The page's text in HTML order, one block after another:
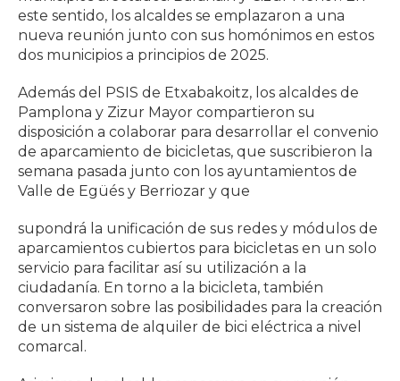
este sentido, los alcaldes se emplazaron a una
nueva reunión junto con sus homónimos en estos
dos municipios a principios de 2025.
Además del PSIS de Etxabakoitz, los alcaldes de
Pamplona y Zizur Mayor compartieron su
disposición a colaborar para desarrollar el convenio
de aparcamiento de bicicletas, que suscribieron la
semana pasada junto con los ayuntamientos de
Valle de Egüés y Berriozar y que
supondrá la unificación de sus redes y módulos de
aparcamientos cubiertos para bicicletas en un solo
servicio para facilitar así su utilización a la
ciudadanía. En torno a la bicicleta, también
conversaron sobre las posibilidades para la creación
de un sistema de alquiler de bici eléctrica a nivel
comarcal.